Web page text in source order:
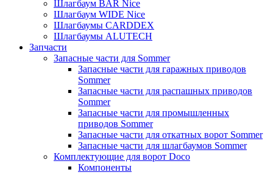
Шлагбаум BAR Nice
Шлагбаум WIDE Nice
Шлагбаумы CARDDEX
Шлагбаумы ALUTECH
Запчасти
Запасные части для Sommer
Запасные части для гаражных приводов
Sommer
Запасные части для распашных приводов
Sommer
Запасные части для промышленных
приводов Sommer
Запасные части для откатных ворот Sommer
Запасные части для шлагбаумов Sommer
Комплектующие для ворот Doco
Компоненты